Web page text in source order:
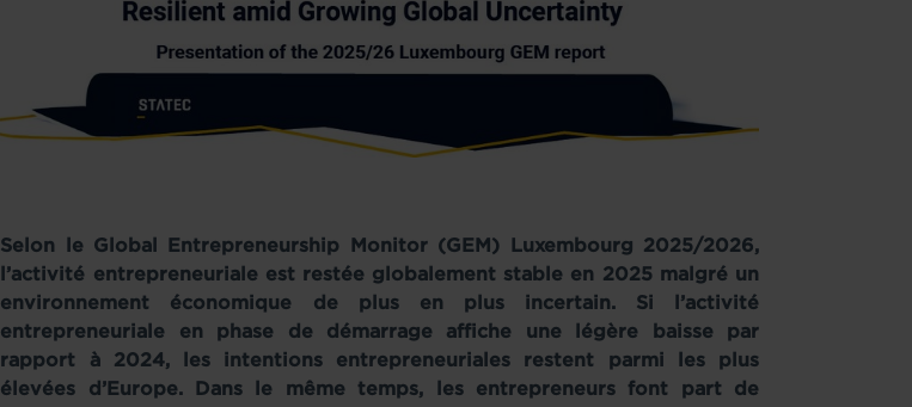
Selon le Global Entrepreneurship Monitor (GEM) Luxembourg 2025/2026,
l’activité entrepreneuriale est restée globalement stable en 2025 malgré un
environnement économique de plus en plus incertain. Si l’activité
entrepreneuriale en phase de démarrage affiche une légère baisse par
rapport à 2024, les intentions entrepreneuriales restent parmi les plus
élevées d’Europe. Dans le même temps, les entrepreneurs font part de